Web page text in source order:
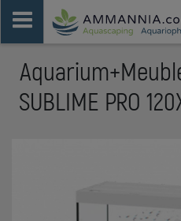
SUBLIME PRO